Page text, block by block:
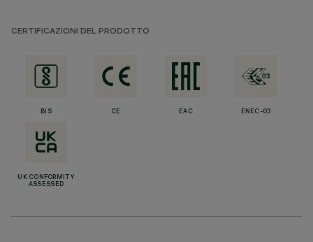
CERTIFICAZIONI DEL PRODOTTO
BIS CE EAC ENEC-03
UK CONFORMITY
ASSESSED